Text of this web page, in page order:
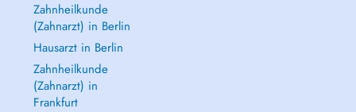
Zahnheilkunde
(Zahnarzt) in Berlin
Hausarzt in Berlin
Zahnheilkunde
(Zahnarzt) in
Frankfurt